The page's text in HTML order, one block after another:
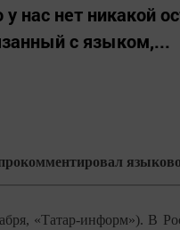
у нас нет никакой
с языком,...
«Татар-информ»). В